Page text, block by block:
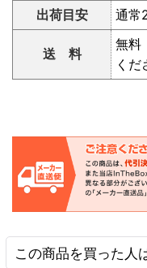
出荷目安
通常
送 料
無
くだ
この商品を買った人